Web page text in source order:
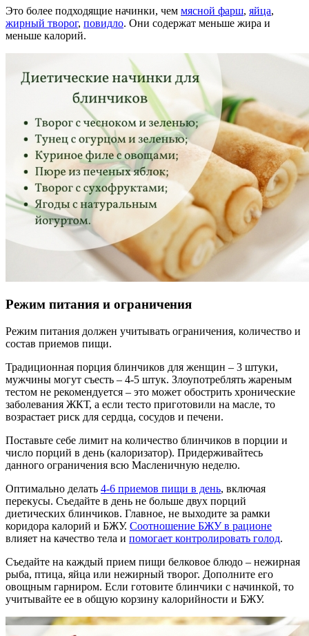
Это более подходящие начинки, чем мясной фарш, яйца,
жирный творог, повидло. Они содержат меньше жира и
меньше калорий.
Режим питания и ограничения
Режим питания должен учитывать ограничения, количество и
состав приемов пищи.
Традиционная порция блинчиков для женщин – 3 штуки,
мужчины могут съесть – 4-5 штук. Злоупотреблять жареным
тестом не рекомендуется – это может обострить хронические
заболевания ЖКТ, а если тесто приготовили на масле, то
возрастает риск для сердца, сосудов и печени.
Поставьте себе лимит на количество блинчиков в порции и
число порций в день (калоризатор). Придерживайтесь
данного ограничения всю Масленичную неделю.
Оптимально делать 4-6 приемов пищи в день, включая
перекусы. Съедайте в день не больше двух порций
диетических блинчиков. Главное, не выходите за рамки
коридора калорий и БЖУ. Соотношение БЖУ в рационе
влияет на качество тела и помогает контролировать голод.
Съедайте на каждый прием пищи белковое блюдо – нежирная
рыба, птица, яйца или нежирный творог. Дополните его
овощным гарниром. Если готовите блинчики с начинкой, то
учитывайте ее в общую корзину калорийности и БЖУ.